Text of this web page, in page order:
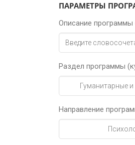
ПАРАМЕТРЫ
Описание программы
Раздел программы
Гуманитарные
Направление